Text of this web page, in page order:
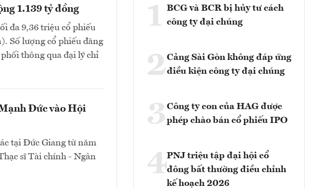
1.139 tỷ đồng
đa 9,36 triệu cổ phiếu
Số lượng cổ phiếu đăng
thông qua đại lý chỉ
Đức vào Hội
tại Đức Giang từ năm
sĩ Tài chính - Ngân
1 BCG và BCR bị hủy tư cách
công ty đại chúng
2Cảng Sài Gòn không đáp ứng
điều kiện công ty đại chúng
3 Công ty con của HAG được
phép chào bán cổ phiếu IPO
4PNJ triệu tập đại hội cổ
đông bất thường điều chỉnh
kế hoạch 2026